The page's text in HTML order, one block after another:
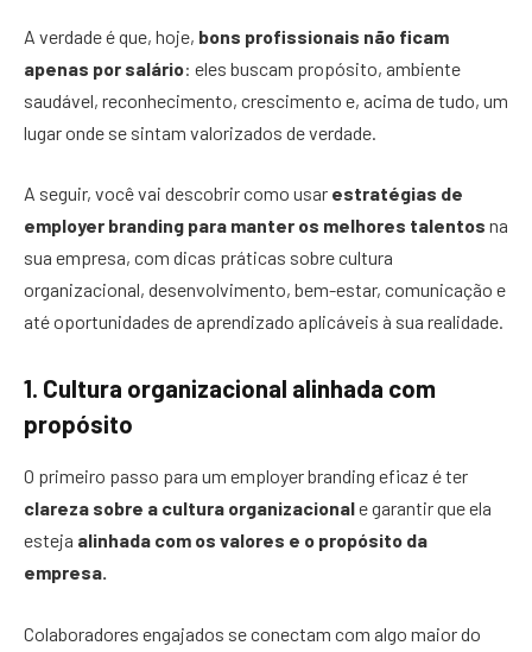
A verdade é que, hoje, bons profissionais não ficam
apenas por salário: eles buscam propósito, ambiente
saudável, reconhecimento, crescimento e, acima de tudo, um
lugar onde se sintam valorizados de verdade.
A seguir, você vai descobrir como usar estratégias de
employer branding para manter os melhores talentos na
sua empresa, com dicas práticas sobre cultura
organizacional, desenvolvimento, bem-estar, comunicação e
até oportunidades de aprendizado aplicáveis à sua realidade.
1. Cultura organizacional alinhada com
propósito
O primeiro passo para um employer branding eficaz é ter
clareza sobre a cultura organizacionale garantir que ela
esteja alinhada com os valores e o propósito da
empresa.
Colaboradores engajados se conectam com algo maior do